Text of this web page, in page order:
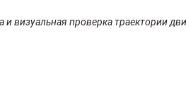
проверка траектории